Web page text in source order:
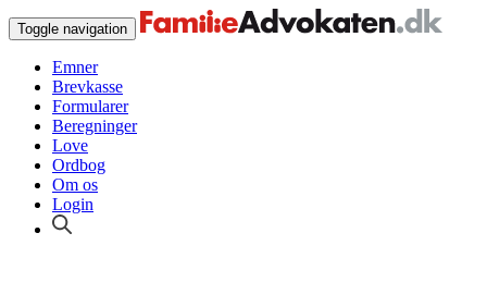
Toggle navigation
Emner
Brevkasse
Formularer
Beregninger
Love
Ordbog
Om os
Login